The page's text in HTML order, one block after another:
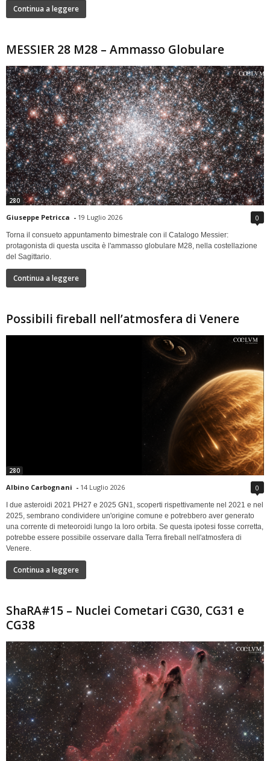
Continua a leggere
MESSIER 28 M28 – Ammasso Globulare
280
Giuseppe Petricca - 19 Luglio 2026 0
Torna il consueto appuntamento bimestrale con il Catalogo Messier:
protagonista di questa uscita è l'ammasso globulare M28, nella costellazione
del Sagittario.
Continua a leggere
Possibili fireball nell’atmosfera di Venere
280
Albino Carbognani - 14 Luglio 2026 0
I due asteroidi 2021 PH27 e 2025 GN1, scoperti rispettivamente nel 2021 e nel
2025, sembrano condividere un'origine comune e potrebbero aver generato
una corrente di meteoroidi lungo la loro orbita. Se questa ipotesi fosse corretta,
potrebbe essere possibile osservare dalla Terra fireball nell'atmosfera di
Venere.
Continua a leggere
ShaRA#15 – Nuclei Cometari CG30, CG31 e
CG38